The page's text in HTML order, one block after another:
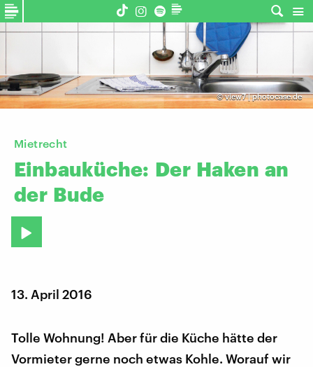
©view7 | photocase.de
Mietrecht
Einbauküche: Der Haken an
der Bude
13. April 2016
Tolle Wohnung! Aber für die Küche hätte der
Vormieter gerne noch etwas Kohle. Worauf wir